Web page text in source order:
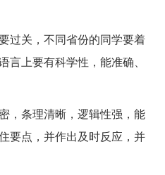
过关，不同省份的同学要着
上要有科学性，能准确、
，条理清晰，逻辑性强，能
要点，并作出及时反应，并